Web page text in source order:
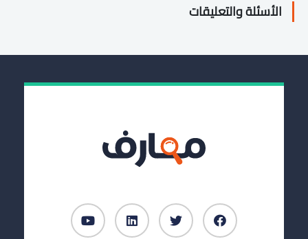
الأسئلة والتعليقات